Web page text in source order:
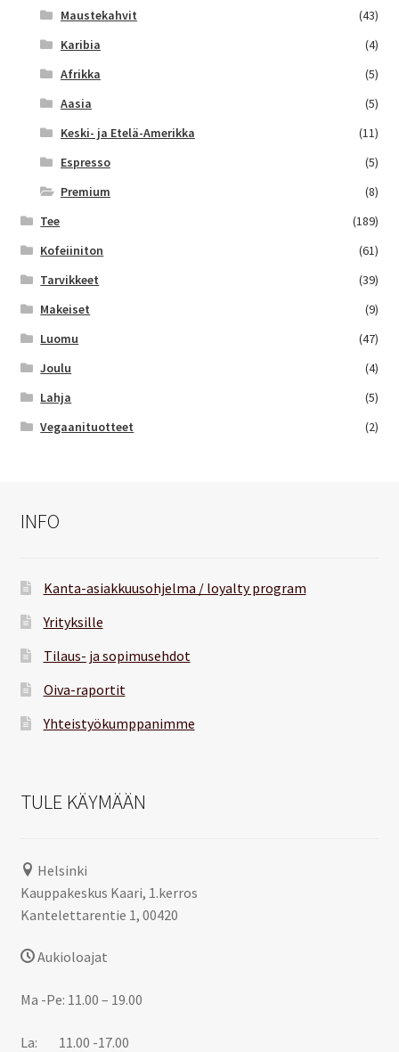
Maustekahvit
(43)
Karibia
(4)
Afrikka
(5)
Aasia
(5)
Keski- ja Etelä-Amerikka
(11)
Espresso
(5)
Premium
(8)
Tee
(189)
Kofeiiniton
(61)
Tarvikkeet
(39)
Makeiset
(9)
Luomu
(47)
Joulu
(4)
Lahja
(5)
Vegaanituotteet
(2)
INFO
Kanta-asiakkuusohjelma / loyalty program
Yrityksille
Tilaus- ja sopimusehdot
Oiva-raportit
Yhteistyökumppanimme
TULE KÄYMÄÄN
Helsinki
Kauppakeskus Kaari, 1.kerros
Kantelettarentie 1, 00420
Aukioloajat
Ma -Pe: 11.00 – 19.00
La: 11.00 -17.00